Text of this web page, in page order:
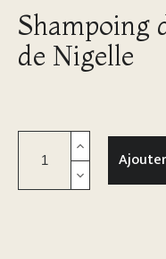
Shampoing
de Nigelle